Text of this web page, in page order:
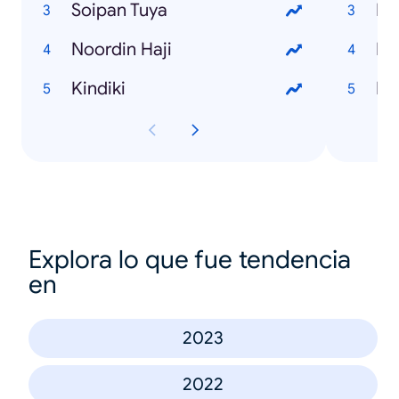
Soipan Tuya
Noordin Haji
Kindiki
Explora lo que fue tendencia
en
2023
2022